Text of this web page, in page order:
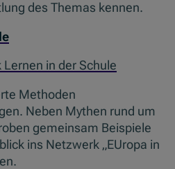
des Themas kennen.
in der Schule
Methoden
Neben Mythen rund um
gemeinsam Beispiele
ins Netzwerk „EUropa in